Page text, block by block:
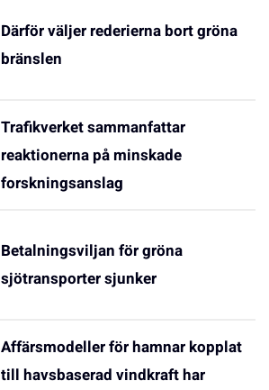
Därför väljer rederierna bort gröna
bränslen
Trafikverket sammanfattar
reaktionerna på minskade
forskningsanslag
Betalningsviljan för gröna
sjötransporter sjunker
Affärsmodeller för hamnar kopplat
till havsbaserad vindkraft har